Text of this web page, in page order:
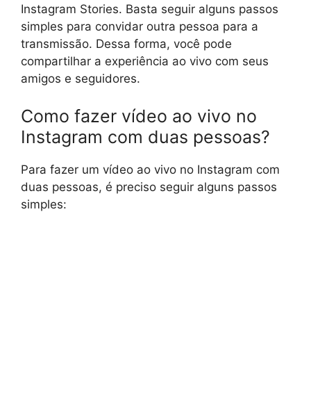
Instagram Stories. Basta seguir alguns passos
simples para convidar outra pessoa para a
transmissão. Dessa forma, você pode
compartilhar a experiência ao vivo com seus
amigos e seguidores.
Como fazer vídeo ao vivo no
Instagram com duas pessoas?
Para fazer um vídeo ao vivo no Instagram com
duas pessoas, é preciso seguir alguns passos
simples: